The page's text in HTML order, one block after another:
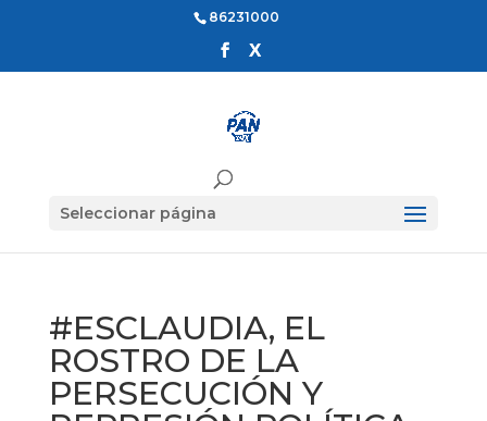
86231000
Seleccionar página
#ESCLAUDIA, EL
ROSTRO DE LA
PERSECUCIÓN Y